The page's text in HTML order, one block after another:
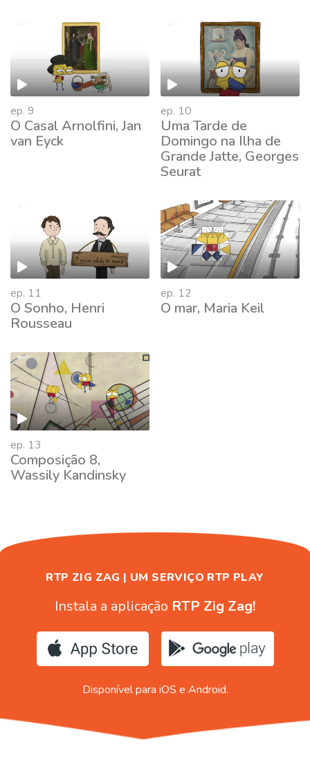
ep. 9
O Casal Arnolfini, Jan
van Eyck
ep. 10
Uma Tarde de
Domingo na Ilha de
Grande Jatte, Georges
Seurat
ep. 11
O Sonho, Henri
Rousseau
ep. 12
O mar, Maria Keil
ep. 13
Composição 8,
Wassily Kandinsky
737670
RTP ZIG ZAG | UM SERVIÇO RTP PLAY
Instala a aplicação RTP Zig Zag!
Disponível para iOS e Android.